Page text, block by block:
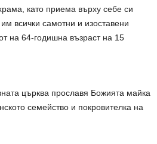
като приема върху себе си
всички самотни и изоставени
на 64-годишна възраст на 15
църква прославя Божията майка
семейство и покровителка на